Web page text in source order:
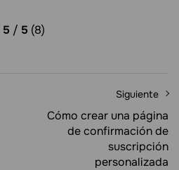
5 / 5 (8)
Siguiente
Cómo crear una página
de confirmación de
suscripción
personalizada